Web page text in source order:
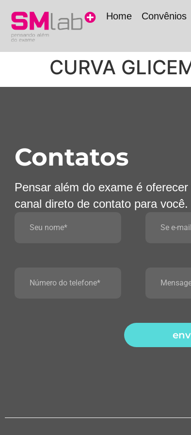
Home Convênios
CURVA
Contatos
Pensar além do exame é oferecer
canal direto de contato para você.